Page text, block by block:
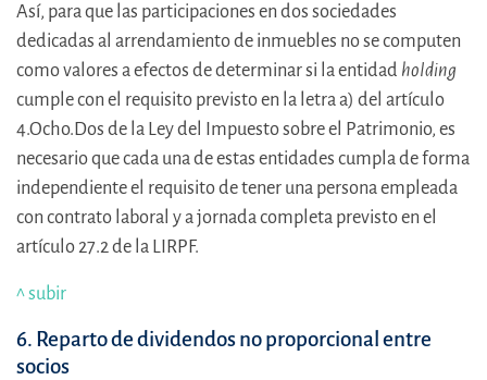
Así, para que las participaciones en dos sociedades
dedicadas al arrendamiento de inmuebles no se computen
como valores a efectos de determinar si la entidad holding
cumple con el requisito previsto en la letra a) del artículo
4.Ocho.Dos de la Ley del Impuesto sobre el Patrimonio, es
necesario que cada una de estas entidades cumpla de forma
independiente el requisito de tener una persona empleada
con contrato laboral y a jornada completa previsto en el
artículo 27.2 de la LIRPF.
^ subir
6. Reparto de dividendos no proporcional entre
socios